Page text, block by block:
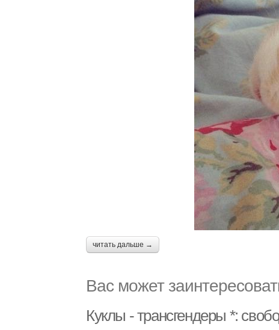
читать дальше →
Вас может
Куклы - трансгендеры *: